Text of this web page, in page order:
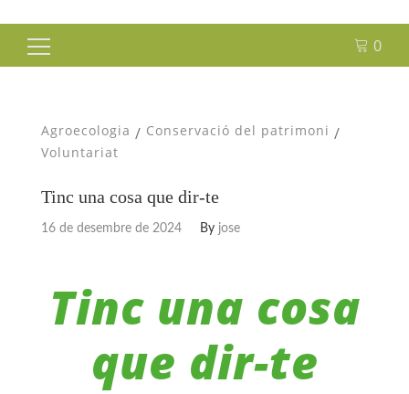
0
Cerca:
Agroecologia / Conservació del patrimoni /
Voluntariat
Tinc una cosa que dir-te
16 de desembre de 2024 By jose
Tinc una cosa
que dir-te